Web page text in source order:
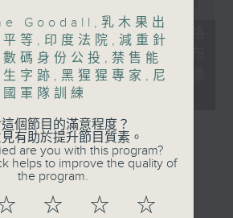
- 韓國男團BTS不滿格
按地區或語言分類宣布
協擬出售世界盃股權遭
杯葛
」：土耳其雪糕
Goodall , 乳木果出
等 , 印度法院 , 減重針
碼身份公投 , 禁售能
字跡 , 黑猩猩專家 , 尼
國軍隊訓練
個節目的滿意程度？
有助於提升節目質素。
are you with this program?
helps to improve the quality of
the program.
☆ ☆ ☆